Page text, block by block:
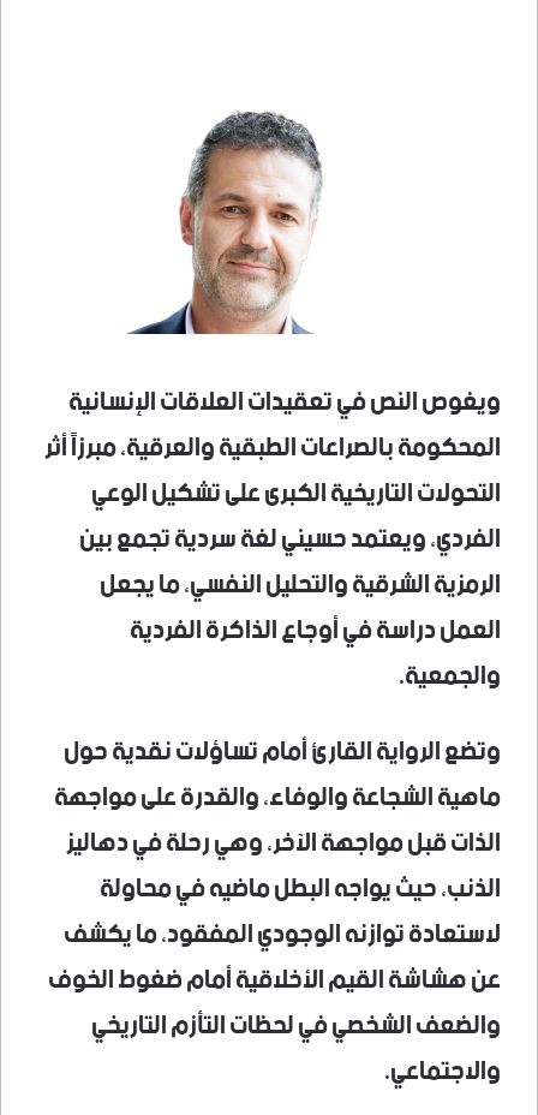
ويغوص النص في تعقيدات العلاقات الإنسانية
المحكومة بالصراعات الطبقية والعرقية، مبرزاً أثر
التحولات التاريخية الكبرى على تشكيل الوعي
الفردي، ويعتمد حسيني لغة سردية تجمع بين
الرمزية الشرقية والتحليل النفسي، ما يجعل
العمل دراسة في أوجاع الذاكرة الفردية
والجمعية.
وتضع الرواية القارئ أمام تساؤلات نقدية حول
ماهية الشجاعة والوفاء، والقدرة على مواجهة
الذات قبل مواجهة الآخر، وهي رحلة في دهاليز
الذنب، حيث يواجه البطل ماضيه في محاولة
لاستعادة توازنه الوجودي المفقود، ما يكشف
عن هشاشة القيم الأخلاقية أمام ضغوط الخوف
والضعف الشخصي في لحظات التأزم التاريخي
والاجتماعي.